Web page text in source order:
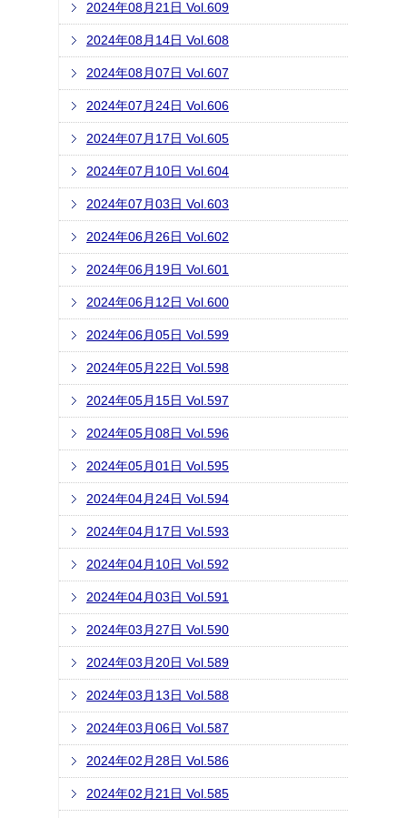
2024年08月21日 Vol.609
2024年08月14日 Vol.608
2024年08月07日 Vol.607
2024年07月24日 Vol.606
2024年07月17日 Vol.605
2024年07月10日 Vol.604
2024年07月03日 Vol.603
2024年06月26日 Vol.602
2024年06月19日 Vol.601
2024年06月12日 Vol.600
2024年06月05日 Vol.599
2024年05月22日 Vol.598
2024年05月15日 Vol.597
2024年05月08日 Vol.596
2024年05月01日 Vol.595
2024年04月24日 Vol.594
2024年04月17日 Vol.593
2024年04月10日 Vol.592
2024年04月03日 Vol.591
2024年03月27日 Vol.590
2024年03月20日 Vol.589
2024年03月13日 Vol.588
2024年03月06日 Vol.587
2024年02月28日 Vol.586
2024年02月21日 Vol.585